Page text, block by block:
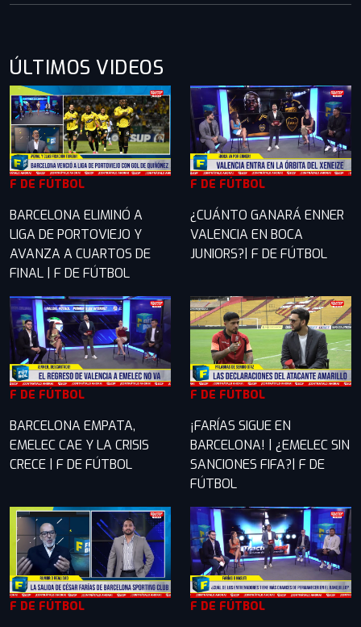
ÚLTIMOS VIDEOS
F DE FÚTBOL
BARCELONA ELIMINÓ A
LIGA DE PORTOVIEJO Y
AVANZA A CUARTOS DE
FINAL | F DE FÚTBOL
F DE FÚTBOL
¿CUÁNTO GANARÁ ENNER
VALENCIA EN BOCA
JUNIORS?| F DE FÚTBOL
F DE FÚTBOL
BARCELONA EMPATA,
EMELEC CAE Y LA CRISIS
CRECE | F DE FÚTBOL
F DE FÚTBOL
¡FARÍAS SIGUE EN
BARCELONA! | ¿EMELEC SIN
SANCIONES FIFA?| F DE
FÚTBOL
F DE FÚTBOL F DE FÚTBOL